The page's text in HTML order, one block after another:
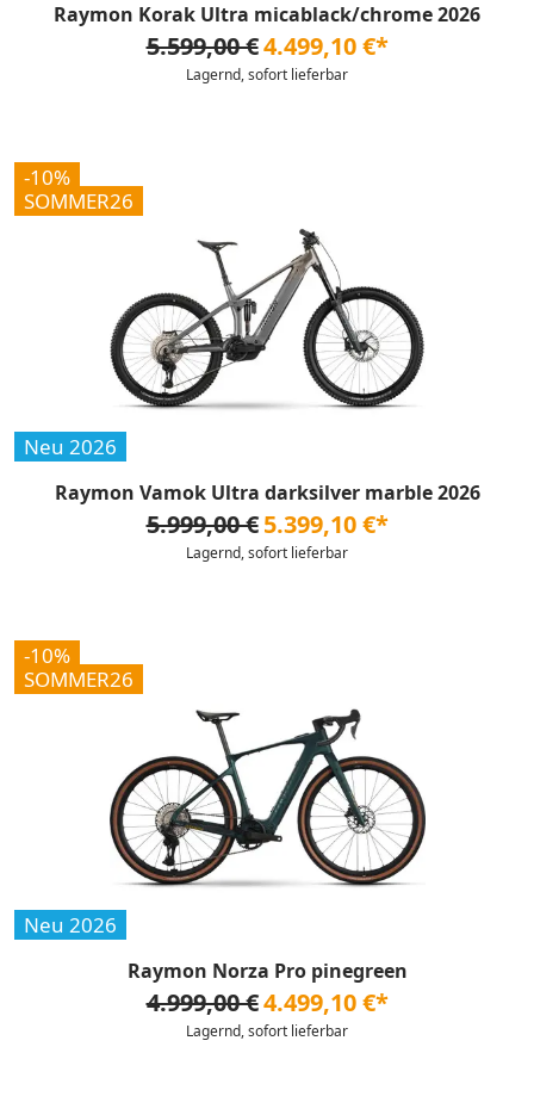
Raymon Korak Ultra micablack/chrome 2026
5.599,00 €4.499,10 €*
Lagernd, sofort lieferbar
-10%
SOMMER26
Neu 2026
Raymon Vamok Ultra darksilver marble 2026
5.999,00 € 5.399,10 €*
Lagernd, sofort lieferbar
-10%
SOMMER26
Neu 2026
Raymon Norza Pro pinegreen
4.999,00 €4.499,10 €*
Lagernd, sofort lieferbar